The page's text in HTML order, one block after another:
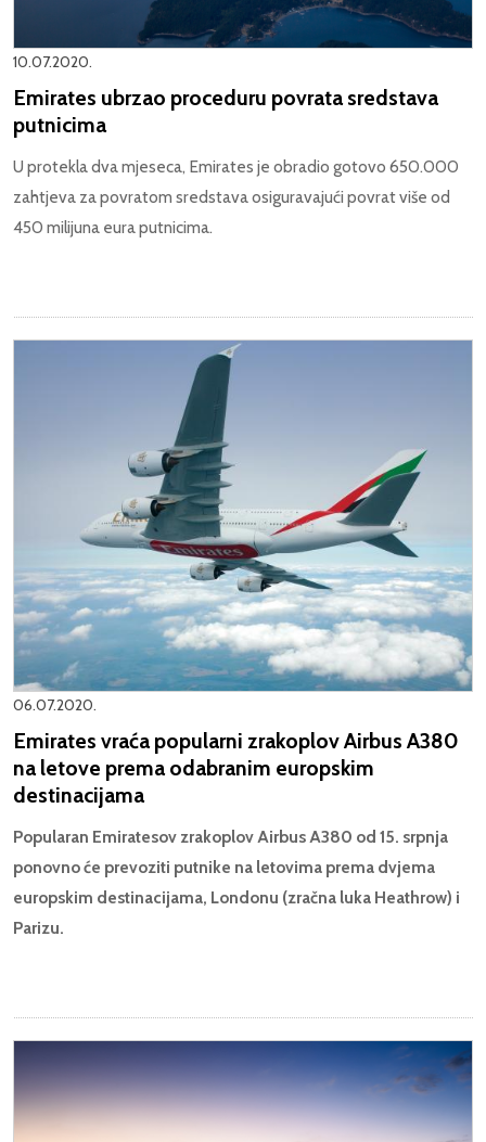
10.07.2020.
Emirates ubrzao proceduru povrata sredstava
putnicima
U protekla dva mjeseca, Emirates je obradio gotovo 650.000
zahtjeva za povratom sredstava osiguravajući povrat više od
450 milijuna eura putnicima.
06.07.2020.
Emirates vraća popularni zrakoplov Airbus A380
na letove prema odabranim europskim
destinacijama
Popularan Emiratesov zrakoplov Airbus A380 od 15. srpnja
ponovno će prevoziti putnike na letovima prema dvjema
europskim destinacijama, Londonu (zračna luka Heathrow) i
Parizu.